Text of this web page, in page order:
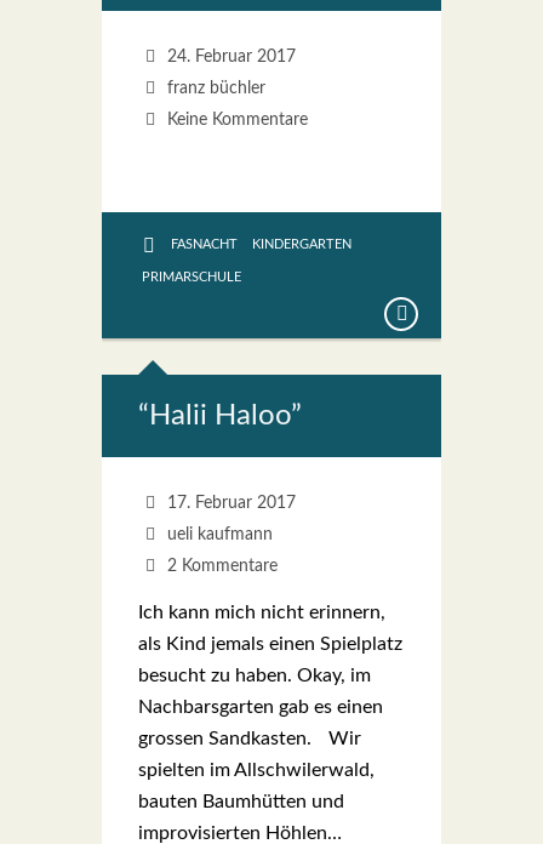
24. Februar 2017
franz büchler
Keine Kommentare
FASNACHT KINDERGARTEN
PRIMARSCHULE
“Halii Haloo”
17. Februar 2017
ueli kaufmann
2 Kommentare
Ich kann mich nicht erin­nern,
als Kind jemals einen Spiel­platz
besucht zu haben. Okay, im
Nach­bars­gar­ten gab es einen
gros­sen Sand­kas­ten. Wir
spiel­ten im All­schwi­ler­wald,
bau­ten Baum­hüt­ten und
impro­vi­sier­ten Höh­len…